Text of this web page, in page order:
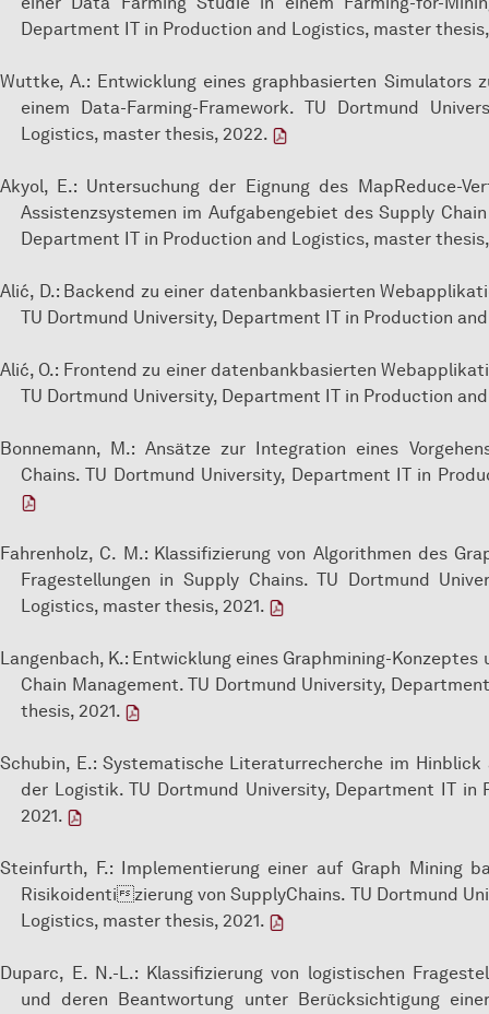
Department IT in Production and Logistics, master
Wuttke, A.: Entwicklung eines graphbasierten Simulators
einem Data-Farming-Framework. TU Dortmund
Logistics, master thesis, 2022.
Akyol, E.: Untersuchung der Eignung des MapReduce-
Assistenzsystemen im Aufgabengebiet des Supply
Department IT in Production and Logistics, master
Alić, D.: Backend zu einer datenbankbasierten
TU Dortmund University, Department IT in Production
Alić, O.: Frontend zu einer datenbankbasierten
TU Dortmund University, Department IT in Production
Bonnemann, M.: Ansätze zur Integration eines
Chains. TU Dortmund University, Department IT in
Fahrenholz, C. M.: Klassifizierung von Algorithmen des
Fragestellungen in Supply Chains. TU Dortmund
Logistics, master thesis, 2021.
Langenbach, K.: Entwicklung eines Graphmining-Konzeptes
Chain Management. TU Dortmund University,
thesis, 2021.
Schubin, E.: Systematische Literaturrecherche im
der Logistik. TU Dortmund University, Department IT
2021.
Steinfurth, F.: Implementierung einer auf Graph Mining
Risikoidentizierung von SupplyChains. TU Dortmund
Logistics, master thesis, 2021.
Duparc, E. N.-L.: Klassiﬁzierung von logistischen
und deren Beantwortung unter Berücksichtigung